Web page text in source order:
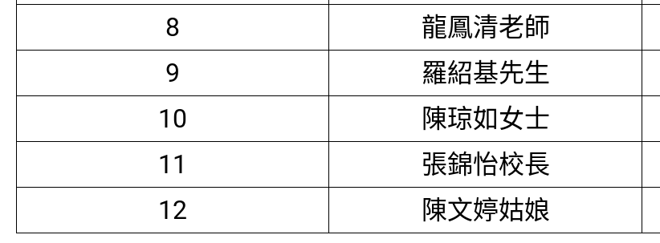
8
龍鳳清老師
9
羅紹基先生
10
陳琼如女士
11
張錦怡校長
12
陳文婷姑娘